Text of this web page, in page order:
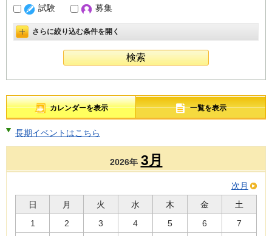
試験
募集
詳細設定を開く
さらに絞り込む条件を開く
カレンダーを表示 一覧を表示
長期イベントはこちら
2026年 3月
次月
日
月 火 水 木 金
土
1
2 3 4 5 6
7